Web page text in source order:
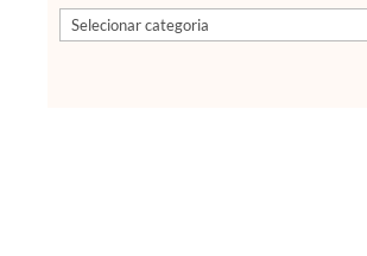
Outras
atividades